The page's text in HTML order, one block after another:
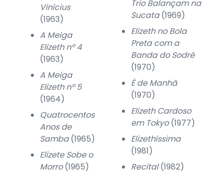
Vinícius
(1963)
A Meiga
Elizeth nº 4
(1963)
A Meiga
Elizeth nº 5
(1964)
Quatrocentos
Anos de
Samba(1965)
Elizete Sobe o
Morro(1965)
Trio Balançam na
Sucata(1969)
Elizeth no Bola
Preta com a
Banda do Sodré
(1970)
É de Manhã
(1970)
Elizeth Cardoso
em Tokyo(1977)
Elizethíssima
(1981)
Recital(1982)